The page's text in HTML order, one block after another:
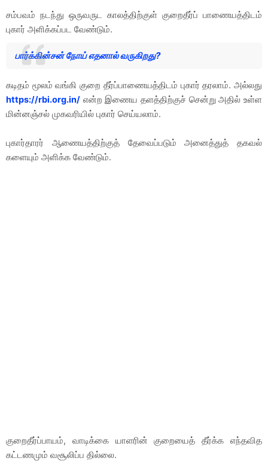
சம்பவம் நடந்து ஒருவருட காலத்திற்குள் குறைதீர்ப் பாணையத்திடம்
புகார் அளிக்கப்பட வேண்டும்.
பார்க்கின்சன் நோய் எதனால் வருகிறது?
கடிதம் மூலம் வங்கி குறை தீர்ப்பாணையத்திடம் புகார் தரலாம். அல்லது
https://rbi.org.in/ என்ற இணைய தளத்திற்குச் சென்று அதில் உள்ள
மின்னஞ்சல் முகவரியில் புகார் செய்யலாம்.
புகார்தாரர் ஆணையத்திற்குத் தேவைப்படும் அனைத்துத் தகவல்
களையும் அளிக்க வேண்டும்.
குறைதீர்ப்பாயம், வாடிக்கை யாளரின் குறையைத் தீர்க்க எந்தவித
கட்டணமும் வசூலிப்ப தில்லை.